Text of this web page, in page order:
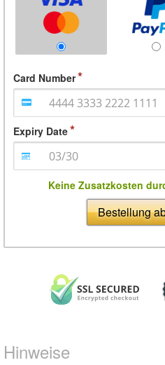
Card Number
Expiry Date
Keine Zusatzkosten
Bestellung
Hinweise